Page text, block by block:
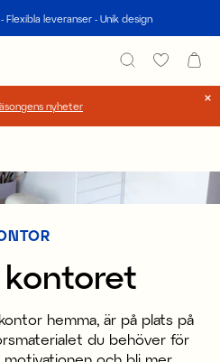
Flexibla leveranser - Unik design
nyheter
hemma, är på plats på
du behöver för